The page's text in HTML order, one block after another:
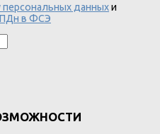
персональных данныхи
ПДн в ФСЭ